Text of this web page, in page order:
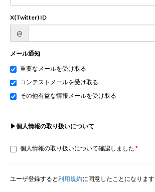
X(Twitter) ID
@
メール通知
重要なメールを受け取る
コンテストメールを受け取る
その他有益な情報メールを受け取る
▶個人情報の取り扱いについて
個人情報の取り扱いについて確認しました
ユーザ登録すると利用規約に同意したことになります